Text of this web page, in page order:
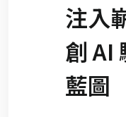
注入
創 AI
藍圖